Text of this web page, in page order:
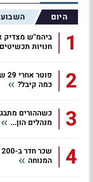
היום השבוע
1
ביהמ"ש מצדיק
חנויות
2
כמה קיבל?
3
כשההורים
מנהלים הון...
4
המנוחה